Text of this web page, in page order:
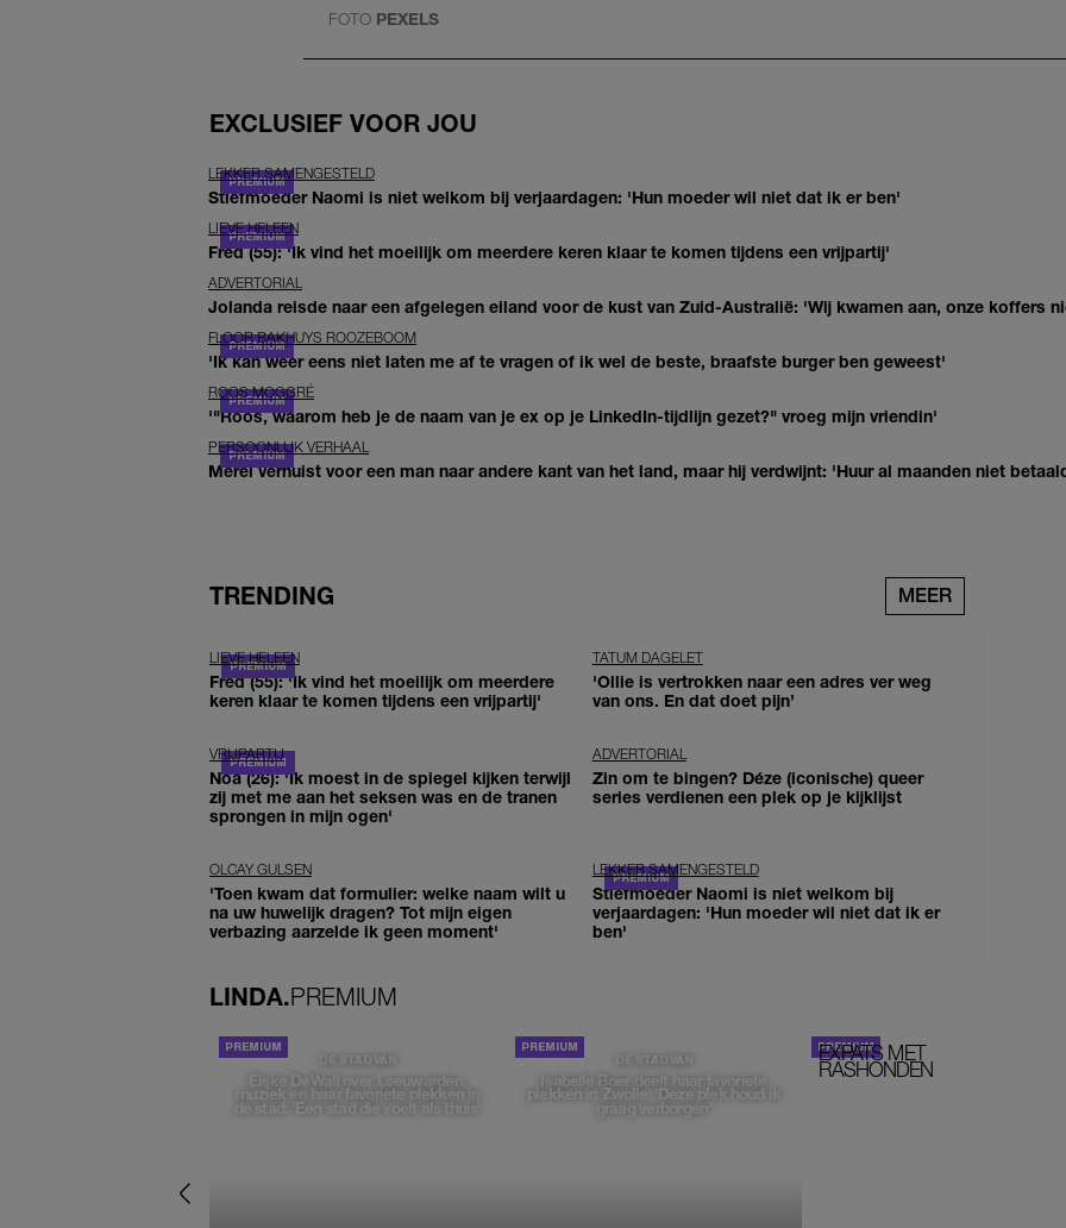
FOTO PEXELS
EXCLUSIEF VOOR JOU
LEKKER SAMENGESTELD
Stiefmoeder Naomi is niet welkom bij verjaardagen: 'Hun moeder wil niet dat ik er ben'
LIEVE HELEEN
Fred (55): 'Ik vind het moeilijk om meerdere keren klaar te komen tijdens een vrijpartij'
ADVERTORIAL
Jolanda reisde naar een afgelegen eiland voor de kust van Zuid-Australië: 'Wij kwamen aan, onze koffers
FLOOR BAKHUYS ROOZEBOOM
'Ik kan weer eens niet laten me af te vragen of ik wel de beste, braafste burger ben geweest'
ROOS MOGGRÉ
'"Roos, waarom heb je de naam van je ex op je LinkedIn-tijdlijn gezet?" vroeg mijn vriendin'
PERSOONLIJK VERHAAL
Merel verhuist voor een man naar andere kant van het land, maar hij verdwijnt: 'Huur al maanden niet
TRENDING MEER
LIEVE HELEEN
Fred (55): 'Ik vind het moeilijk om meerdere
keren klaar te komen tijdens een vrijpartij'
TATUM DAGELET
'Ollie is vertrokken naar een adres ver weg
van ons. En dat doet pijn’
VRIJPARTIJ
Noa (26): 'Ik moest in de spiegel kijken terwijl
zij met me aan het seksen was en de tranen
sprongen in mijn ogen'
ADVERTORIAL
Zin om te bingen? Déze (iconische) queer
series verdienen een plek op je kijklijst
OLCAY GULSEN
'Toen kwam dat formulier: welke naam wilt u
na uw huwelijk dragen? Tot mijn eigen
verbazing aarzelde ik geen moment'
LEKKER SAMENGESTELD
Stiefmoeder Naomi is niet welkom bij
verjaardagen: 'Hun moeder wil niet dat ik er
ben'
LINDA.PREMIUM
DE STAD VAN
Elske DeWall over Leeuwarden,
muziek en haar favoriete plekken in
de stad: 'Een stad die voelt als thuis'
DE STAD VAN
Isabelle Boer deelt haar favoriete
plekken in Zwolle: 'Deze plek houd ik
graag verborgen'
EXPATS MET
RASHONDEN